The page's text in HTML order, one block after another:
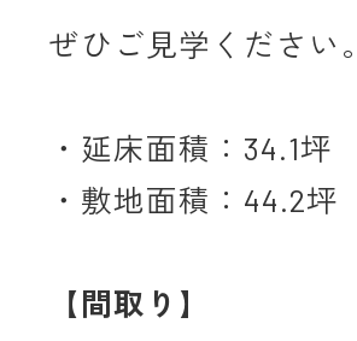
ぜひご見学ください。
・延床面積：34.1坪
・敷地面積：44.2坪
【間取り】